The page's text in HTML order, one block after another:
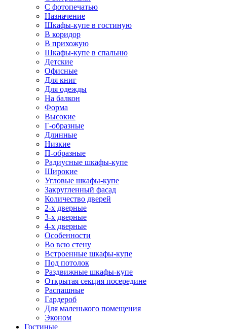
С фотопечатью
Назначение
Шкафы-купе в гостиную
В коридор
В прихожую
Шкафы-купе в спальню
Детские
Офисные
Для книг
Для одежды
На балкон
Форма
Высокие
Г-образные
Длинные
Низкие
П-образные
Радиусные шкафы-купе
Широкие
Угловые шкафы-купе
Закругленный фасад
Количество дверей
2-х дверные
3-х дверные
4-х дверные
Особенности
Во всю стену
Встроенные шкафы-купе
Под потолок
Раздвижные шкафы-купе
Открытая секция посередине
Распашные
Гардероб
Для маленького помещения
Эконом
Гостиные